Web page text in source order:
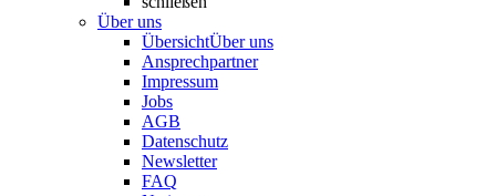
Über uns
ÜbersichtÜber uns
Ansprechpartner
Impressum
Jobs
AGB
Datenschutz
Newsletter
FAQ